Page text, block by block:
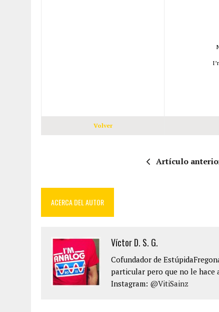
Volver
Artículo
ACERCA DEL AUTOR
Víctor D. S. G.
Cofundador de
particular pero que no le hace
Instagram: @VitiSainz